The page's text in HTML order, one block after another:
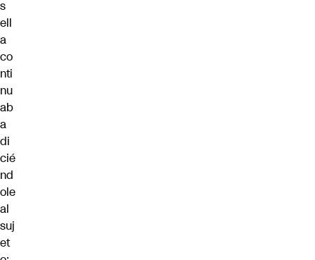
s
ell
a
co
nti
nu
ab
a
di
cié
nd
ole
al
suj
et